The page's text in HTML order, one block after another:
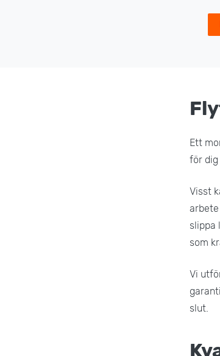
Ett
för
Visst
slippa
som
Vi
slut.